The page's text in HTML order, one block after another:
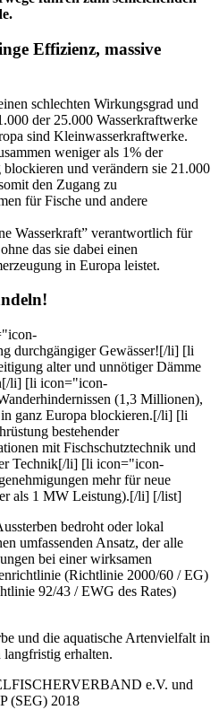
Effizienz, massive
schlechten Wirkungsgrad und
der 25.000 Wasserkraftwerke
sind Kleinwasserkraftwerke.
weniger als 1% der
und verändern sie 21.000
den Zugang zu
für Fische und andere
Wasserkraft” verantwortlich für
das sie dabei einen
in Europa leistet.
durchgängiger Gewässer![/li] [li
alter und unnötiger Dämme
li] [li icon="icon-
(1,3 Millionen),
ganz Europa blockieren.[/li] [li
bestehender
mit Fischschutztechnik und
Technik[/li] [li icon="icon-
mehr für neue
als 1 MW Leistung).[/li] [/list]
bedroht oder lokal
umfassenden Ansatz, der alle
bei einer wirksamen
(Richtlinie 2000/60 / EG)
92/43 / EWG des Rates)
und die aquatische Artenvielfalt in
langfristig erhalten.
e.V. und
(SEG) 2018